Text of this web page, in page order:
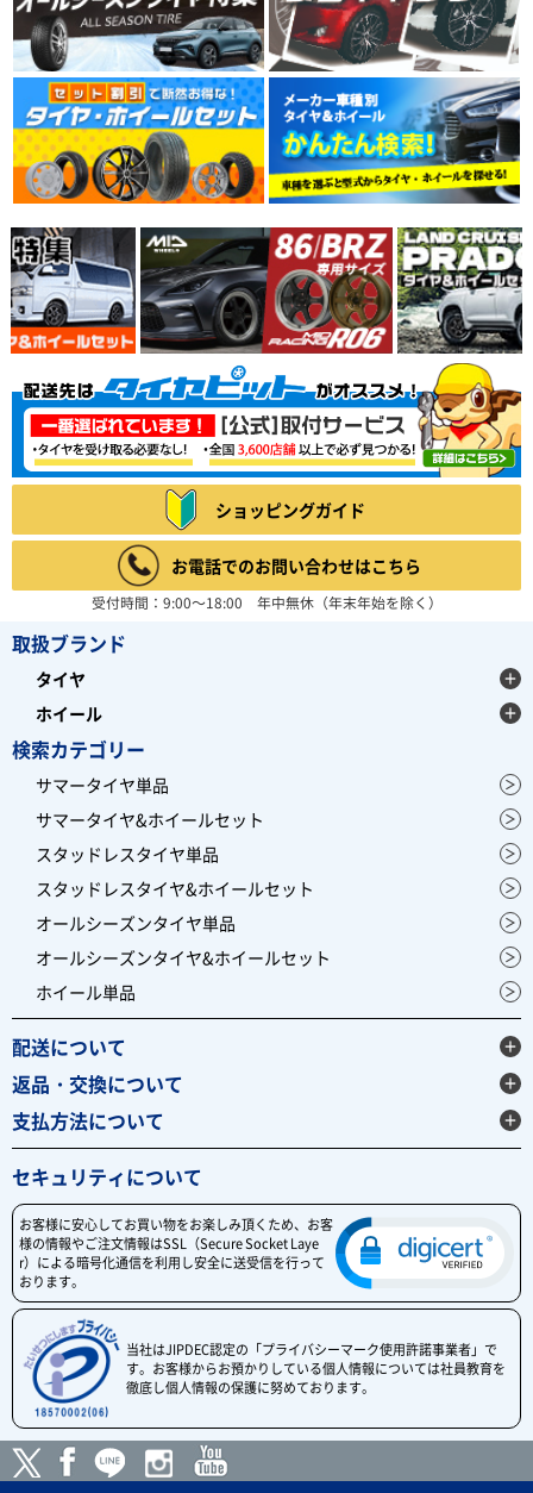
ショッピングガイド
お電話でのお問い合わせはこちら
受付時間：9:00～18:00 年中無休（年末年始を除く）
取扱ブランド
タイヤ
ホイール
検索カテゴリー
サマータイヤ単品
サマータイヤ&ホイールセット
スタッドレスタイヤ単品
スタッドレスタイヤ&ホイールセット
オールシーズンタイヤ単品
オールシーズンタイヤ&ホイールセット
ホイール単品
配送について
返品・交換について
支払方法について
セキュリティについて
お客様に安心してお買い物をお楽しみ頂くため、お客
様の情報やご注文情報はSSL（Secure Socket Laye
r）による暗号化通信を利用し安全に送受信を行って
おります。
当社はJIPDEC認定の「プライバシーマーク使用許諾事業者」で
す。お客様からお預かりしている個人情報については社員教育を
徹底し個人情報の保護に努めております。